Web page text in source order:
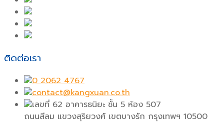
ติดต่อเรา
0 2062 4767
contact@kangxuan.co.th
เลขที่ 62 อาคารธนิยะ ชั้น 5 ห้อง 507
ถนนสีลม แขวงสุริยวงศ์ เขตบางรัก กรุงเทพฯ 10500